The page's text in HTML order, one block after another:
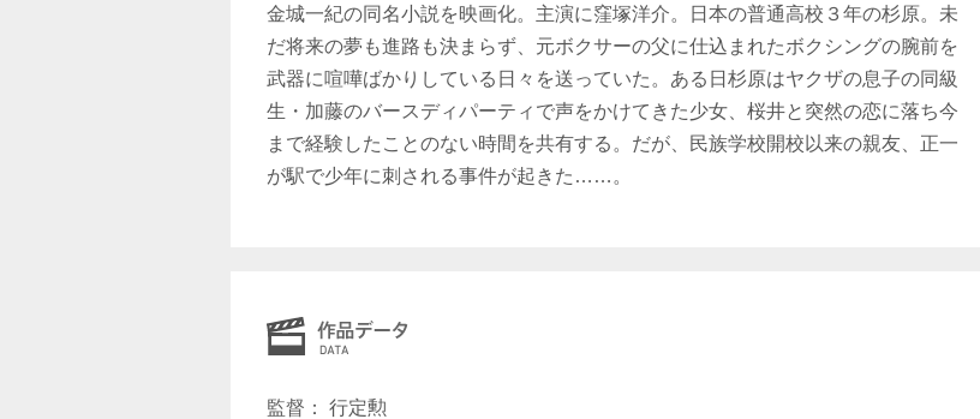
金城一紀の同名小説を映画化。主演に窪塚洋介。日本の普通高校３年の杉原。未
だ将来の夢も進路も決まらず、元ボクサーの父に仕込まれたボクシングの腕前を
武器に喧嘩ばかりしている日々を送っていた。ある日杉原はヤクザの息子の同級
生・加藤のバースディパーティで声をかけてきた少女、桜井と突然の恋に落ち今
まで経験したことのない時間を共有する。だが、民族学校開校以来の親友、正一
が駅で少年に刺される事件が起きた……。
監督： 行定勲